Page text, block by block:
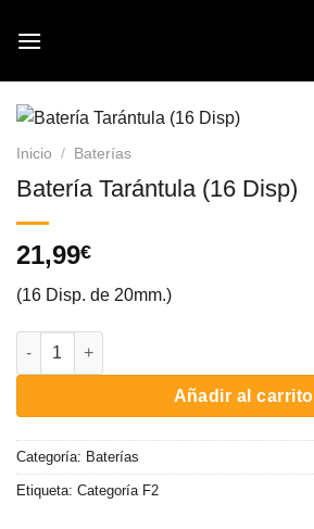
Inicio / Baterías
Batería Tarántula (16 Disp)
21,99€
(16 Disp. de 20mm.)
Batería Tarántula (16 Disp) cantidad
Añadir al carrito
Categoría: Baterías
Etiqueta: Categoría F2